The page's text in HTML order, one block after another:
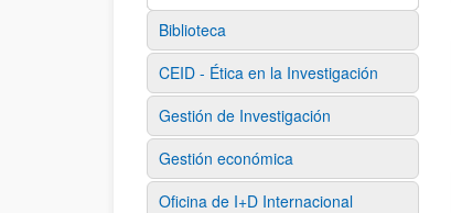
Biblioteca
CEID - Ética en la Investigación
Gestión de Investigación
Gestión económica
Oficina de I+D Internacional